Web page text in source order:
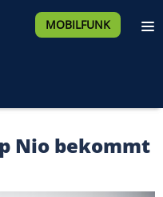
MOBILFUNK
Nio bekommt